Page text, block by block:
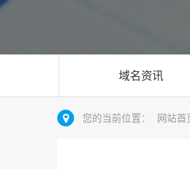
域名资讯
您的当前位置： 网站首